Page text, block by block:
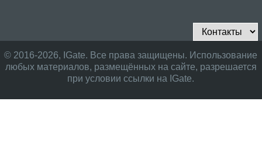
© 2016-2026, IGate. Все права защищены. Использование
любых материалов, размещённых на сайте, разрешается
при условии ссылки на IGate.